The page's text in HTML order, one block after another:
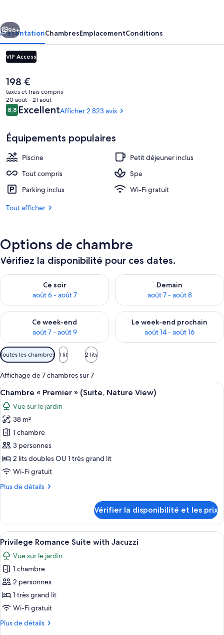
Adults
Only
All
Inclusive
Solarium
Suivant
96+
PrésentationChambresEmplacementConditions
VIP Access
Le
prix
actuel
est
de
198 €
taxes et frais compris
20 août - 21 août
Avis
voyageurs
8,88,8 sur 10
ExcellentAfficher 2 823 avis
Équipements populaires
Piscine
Petit déjeuner inclus
Tout compris
Spa
Parking inclus
Wi-Fi gratuit
Tout afficher
Options de chambre
Vérifiez la disponibilité pour ces dates.
Ce soir
août 6 - août 7
Vérifier la disponibilité pour ce soir août 6 - août 7
Demain
août 7 - août 8
Vérifier la disponibilité pour
Ce week-end
août 7 - août 9
Vérifier la disponibilité pour ce week-end août 7 - août 9
Le week-end prochain
août 14 - août 16
Vérifier la disponibilité pour
Filtres
disponibles
pour
les
chambres
Toutes les chambres 1 lit 2 lits
Affichage de 7 chambres sur 7
Afficher
toutes
les
photos
pour
ce
type
de
chambre :
Chambre
»
(Suite,
Nature
View)
Une chambre d’hôtel moderne,
4
Chambre « Premier » (Suite, Nature View)
Vue sur le jardin
38 m²
1 chambre
3 personnes
2 lits doubles OU 1 très grand lit
Wi-Fi gratuit
Plus de détails
Plus
le
type
de
chambre
Chambre
Premier
»
(Suite,
Nature
View)
Vérifier la disponibilité et les prix
Afficher
toutes
les
photos
pour
ce
type
chambre :
Une chambre d’hôtel équipée d’un
3
Privilege Romance Suite with Jacuzzi
Vue sur le jardin
1 chambre
2 personnes
1 très grand lit
Wi-Fi gratuit
Plus de détails
Plus